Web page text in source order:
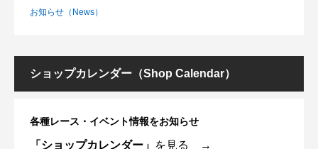
お知らせ（News）
ショップカレンダー（Shop Calendar）
各種レース・イベント情報をお知らせ
「ショップカレンダー」 を見る →